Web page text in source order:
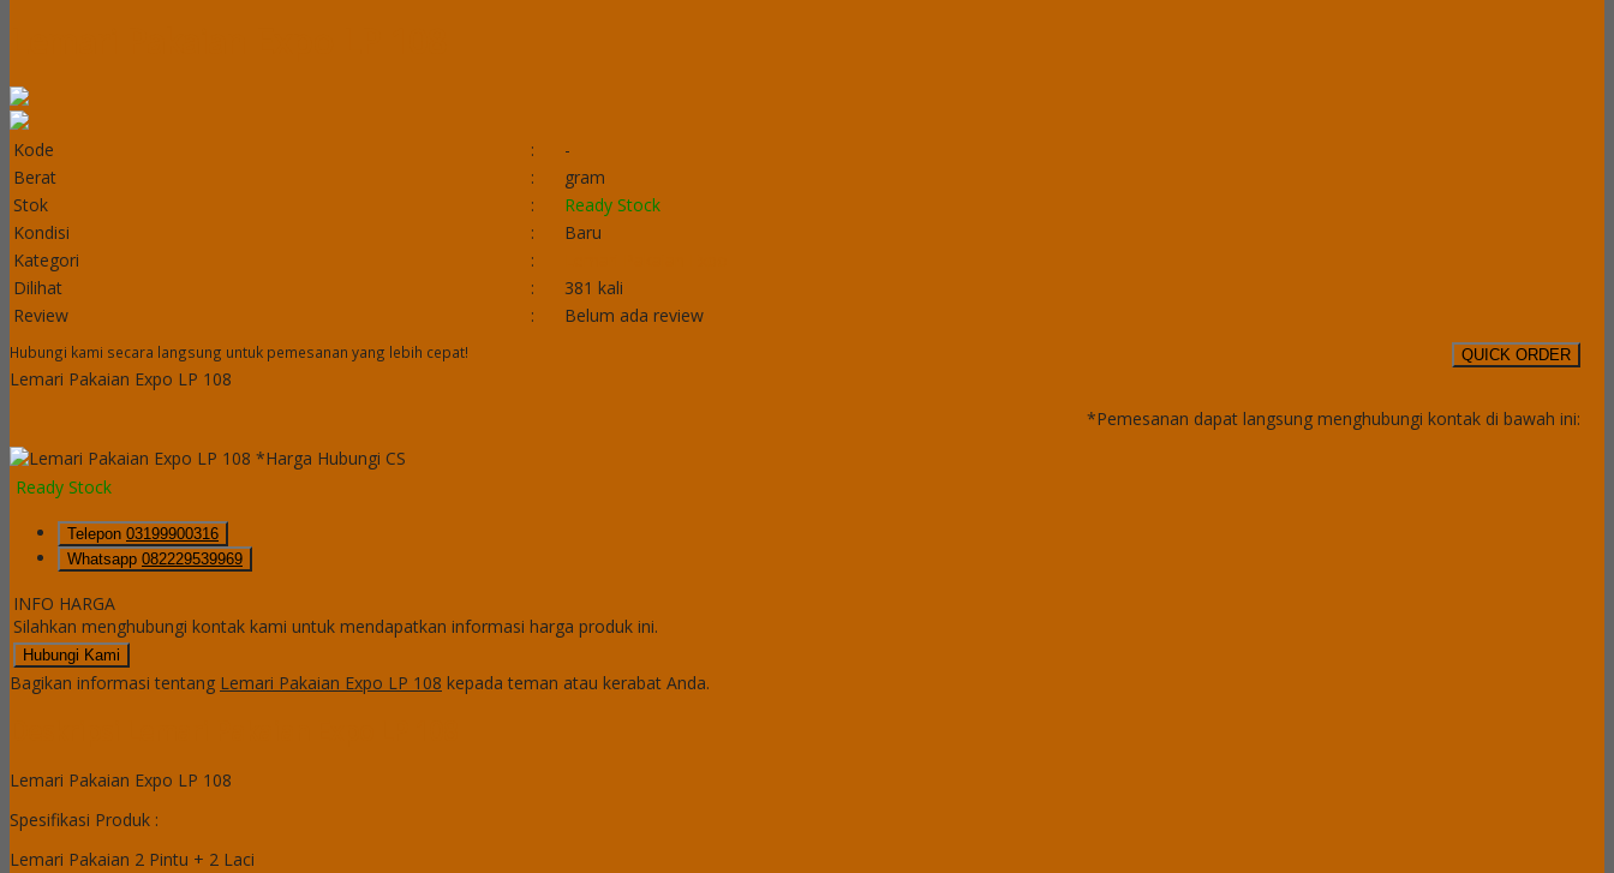
Kode :
-
Berat
:
gram
Stok
:
Ready Stock
Kondisi
:
Baru
Kategori
:
Dilihat
:
381 kali
Review
: Belum ada review
QUICK ORDER
Hubungi kami secara langsung untuk pemesanan yang lebih cepat!
Lemari Pakaian Expo LP 108
*Pemesanan dapat langsung menghubungi kontak di bawah ini:
*Harga Hubungi CS
Ready Stock
Telepon 03199900316
Whatsapp 082229539969
INFO HARGA
Silahkan menghubungi kontak kami untuk mendapatkan informasi harga produk ini.
Hubungi Kami
Bagikan informasi tentang Lemari Pakaian Expo LP 108 kepada teman atau kerabat Anda.
Lemari Pakaian Expo LP 108
Spesifikasi Produk :
Lemari Pakaian 2 Pintu + 2 Laci